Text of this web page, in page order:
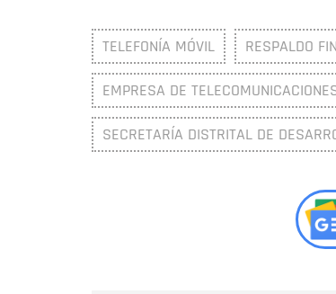
TELEFONÍA MÓVIL RESPALDO
EMPRESA DE
SECRETARÍA DISTRITAL DE